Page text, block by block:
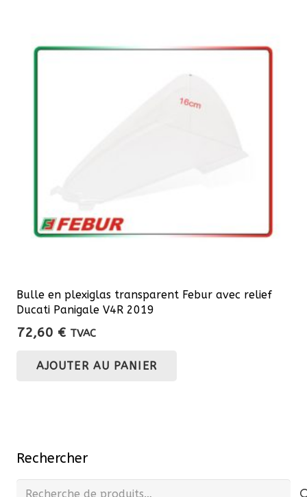
Bulle en plexiglas transparent Febur avec relief
Ducati Panigale V4R 2019
72,60 € TVAC
AJOUTER AU PANIER
Rechercher
Recherche